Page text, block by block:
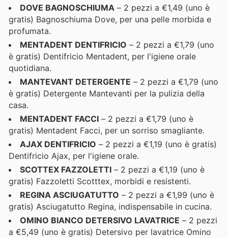
DOVE BAGNOSCHIUMA – 2 pezzi a €1,49 (uno è
gratis) Bagnoschiuma Dove, per una pelle morbida e
profumata.
MENTADENT DENTIFRICIO – 2 pezzi a €1,79 (uno
è gratis) Dentifricio Mentadent, per l'igiene orale
quotidiana.
MANTEVANT DETERGENTE – 2 pezzi a €1,79 (uno
è gratis) Detergente Mantevanti per la pulizia della
casa.
MENTADENT FACCI – 2 pezzi a €1,79 (uno è
gratis) Mentadent Facci, per un sorriso smagliante.
AJAX DENTIFRICIO – 2 pezzi a €1,19 (uno è gratis)
Dentifricio Ajax, per l'igiene orale.
SCOTTEX FAZZOLETTI – 2 pezzi a €1,19 (uno è
gratis) Fazzoletti Scotttex, morbidi e resistenti.
REGINA ASCIUGATUTTO – 2 pezzi a €1,99 (uno è
gratis) Asciugatutto Regina, indispensabile in cucina.
OMINO BIANCO DETERSIVO LAVATRICE – 2 pezzi
a €5,49 (uno è gratis) Detersivo per lavatrice Omino